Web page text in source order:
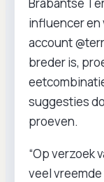
influencer en
account
breder is,
suggesties
proeven.
“Op verzoek
veel